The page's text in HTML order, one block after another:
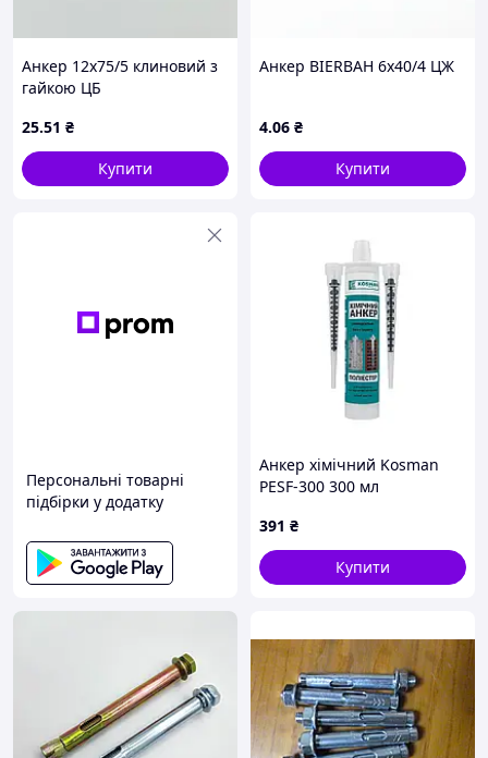
Анкер 12х75/5 клиновий з
гайкою ЦБ
25.51 ₴
Купити
Анкер BIERBAH 6х40/4 ЦЖ
4.06 ₴
Купити
Персональні товарні
підбірки у додатку
Анкер хімічний Kosman
PESF-300 300 мл
391 ₴
Купити